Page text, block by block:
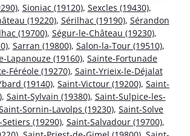
, Sioniac (19120), Sexcles (19430),
(19220), Sérilhac (19190), Sérandon
(19700), Ségur-le-Château (19230),
, Sarran (19800), Salon-la-Tour (19510),
Lapanouze (19160), Sainte-Fortunade
Féréole (19270), Saint-Yrieix-le-Déjalat
(19140), Saint-Victour (19200), Saint-
, Saint-Sylvain (19380), Saint-Sulpice-les-
Sornin-Lavolps (19230), Saint-Solve
(19290), Saint-Salvadour (19700),